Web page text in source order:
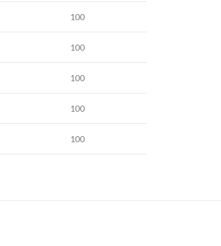
100
100
100
100
100